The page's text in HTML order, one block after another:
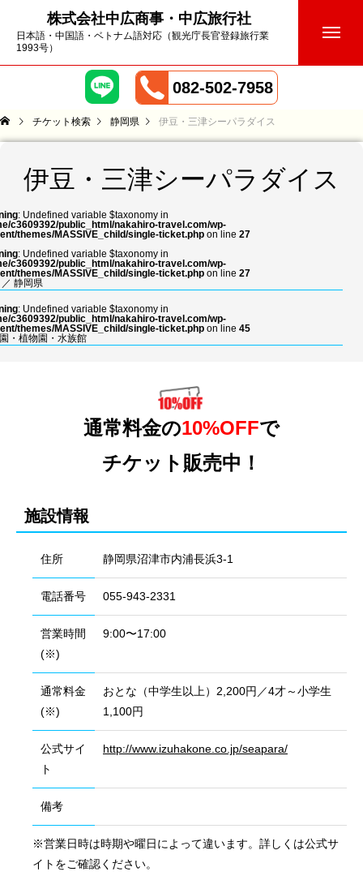
株式会社中広商事・中広旅行社
日本語・中国語・ベトナム語対応（観光庁長官登録旅行業
1993号）
082-502-7958
チケット検索 静岡県 伊豆・三津シーパラダイス
伊豆・三津シーパラダイス
: Undefined variable $taxonomy in
c3609392/public_html/nakahiro-travel.com/wp-
themes/MASSIVE_child/single-ticket.php on line 27
: Undefined variable $taxonomy in
c3609392/public_html/nakahiro-travel.com/wp-
themes/MASSIVE_child/single-ticket.php on line 27
／ 静岡県
: Undefined variable $taxonomy in
c3609392/public_html/nakahiro-travel.com/wp-
themes/MASSIVE_child/single-ticket.php on line 45
・植物園・水族館
通常料金の10%OFFで
チケット販売中！
施設情報
住所 静岡県沼津市内浦長浜3-1
電話番号 055-943-2331
営業時間
(※)
9:00〜17:00
通常料金
(※)
おとな（中学生以上）2,200円／4才～小学生
1,100円
公式サイ
ト
http://www.izuhakone.co.jp/seapara/
備考
※営業日時は時期や曜日によって違います。詳しくは公式サ
イトをご確認ください。